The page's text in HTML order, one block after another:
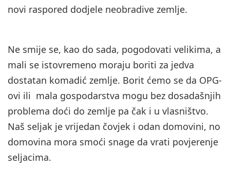
novi raspored dodjele neobradive zemlje.
Ne smije se, kao do sada, pogodovati velikima, a
mali se istovremeno moraju boriti za jedva
dostatan komadić zemlje. Borit ćemo se da OPG-
ovi ili mala gospodarstva mogu bez dosadašnjih
problema doći do zemlje pa čak i u vlasništvo.
Naš seljak je vrijedan čovjek i odan domovini, no
domovina mora smoći snage da vrati povjerenje
seljacima.